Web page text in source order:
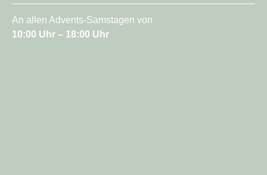
An allen Advents-Samstagen von
10:00 Uhr – 18:00 Uhr